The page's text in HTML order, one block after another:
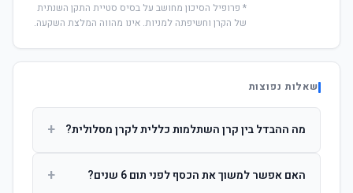
* פרופיל הסיכון מחושב על בסיס סטיית התקן השנתית
של הקרן וחשיפתה למניות. אינו מהווה המלצת השקעה.
שאלות נפוצות
מה ההבדל בין קרן השתלמות כללית לקרן מסלולית? +
ההשקעות. קרן מסלולית עוקבת אחרי מדד ספציפי ומאפשרת
האם אפשר למשוך את הכסף לפני תום 6 שנים? +